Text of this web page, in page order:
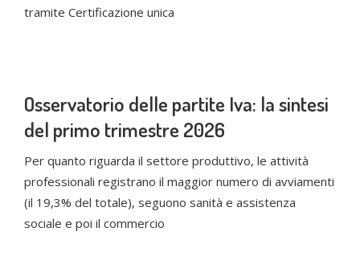
tramite Certificazione unica
Osservatorio delle partite Iva: la sintesi
del primo trimestre 2026
Per quanto riguarda il settore produttivo, le attività
professionali registrano il maggior numero di avviamenti
(il 19,3% del totale), seguono sanità e assistenza
sociale e poi il commercio